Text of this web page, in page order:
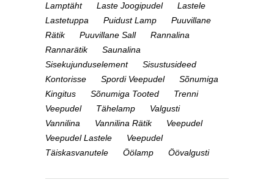
Lamptäht
Laste Joogipudel
Lastele
Lastetuppa
Puidust Lamp
Puuvillane
Rätik
Puuvillane Sall
Rannalina
Rannarätik
Saunalina
Sisekujunduselement
Sisustusideed
Kontorisse
Spordi Veepudel
Sõnumiga
Kingitus
Sõnumiga Tooted
Trenni
Veepudel
Tähelamp
Valgusti
Vannilina
Vannilina Rätik
Veepudel
Veepudel Lastele
Veepudel
Täiskasvanutele
Öölamp Öövalgusti